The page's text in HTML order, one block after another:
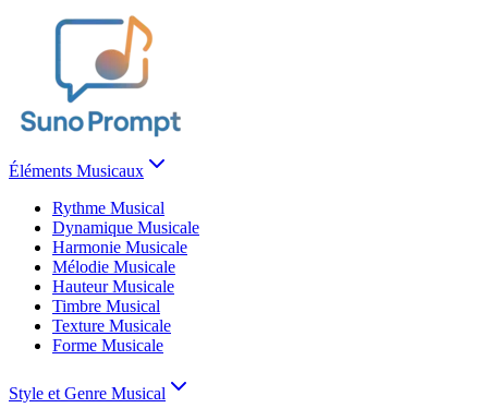
Éléments Musicaux
Rythme Musical
Dynamique Musicale
Harmonie Musicale
Mélodie Musicale
Hauteur Musicale
Timbre Musical
Texture Musicale
Forme Musicale
Style et Genre Musical